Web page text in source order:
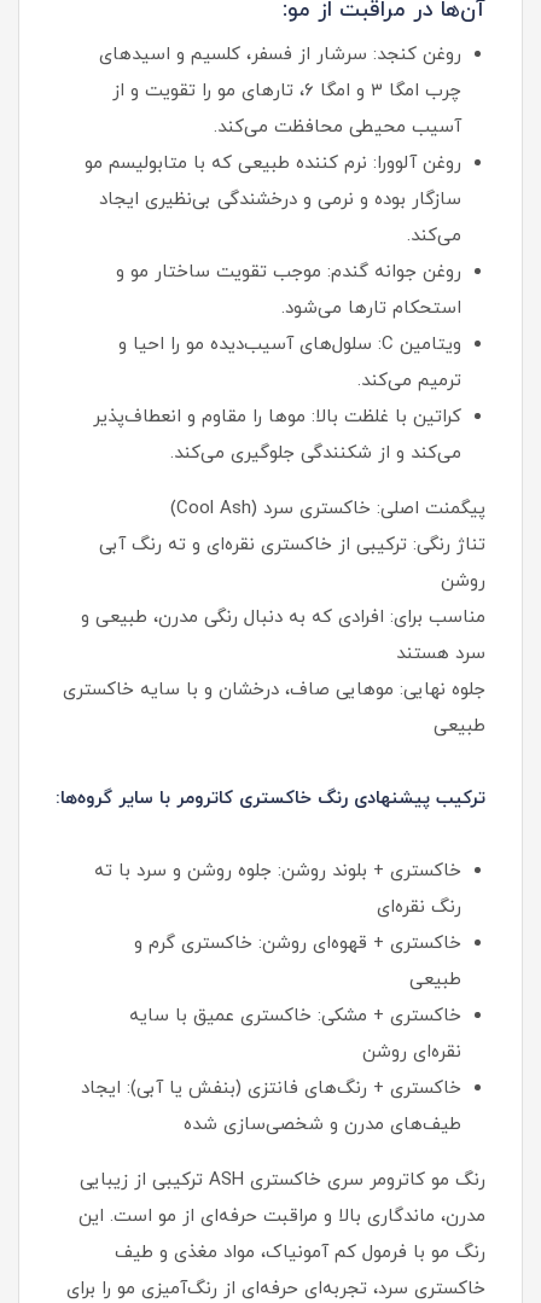
آن‌ها در مراقبت از مو:
روغن کنجد: سرشار از فسفر، کلسیم و اسیدهای
چرب امگا ۳ و امگا ۶، تارهای مو را تقویت و از
آسیب محیطی محافظت می‌کند.
روغن آلوورا: نرم کننده طبیعی که با متابولیسم مو
سازگار بوده و نرمی و درخشندگی بی‌نظیری ایجاد
می‌کند.
روغن جوانه گندم: موجب تقویت ساختار مو و
استحکام تارها می‌شود.
ویتامین C: سلول‌های آسیب‌دیده مو را احیا و
ترمیم می‌کند.
کراتین با غلظت بالا: موها را مقاوم و انعطاف‌پذیر
می‌کند و از شکنندگی جلوگیری می‌کند.
پیگمنت اصلی: خاکستری سرد (Cool Ash)
تناژ رنگی: ترکیبی از خاکستری نقره‌ای و ته رنگ آبی
روشن
مناسب برای: افرادی که به دنبال رنگی مدرن، طبیعی و
سرد هستند
جلوه نهایی: موهایی صاف، درخشان و با سایه خاکستری
طبیعی
ترکیب پیشنهادی رنگ خاکستری کاترومر با سایر گروه‌ها:
خاکستری + بلوند روشن: جلوه روشن و سرد با ته
رنگ نقره‌ای
خاکستری + قهوه‌ای روشن: خاکستری گرم و
طبیعی
خاکستری + مشکی: خاکستری عمیق با سایه
نقره‌ای روشن
خاکستری + رنگ‌های فانتزی (بنفش یا آبی): ایجاد
طیف‌های مدرن و شخصی‌سازی شده
رنگ مو کاترومر سری خاکستری ASH ترکیبی از زیبایی
مدرن، ماندگاری بالا و مراقبت حرفه‌ای از مو است. این
رنگ مو با فرمول کم آمونیاک، مواد مغذی و طیف
خاکستری سرد، تجربه‌ای حرفه‌ای از رنگ‌آمیزی مو را برای